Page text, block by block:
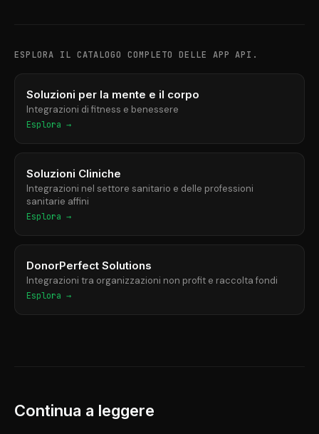
ESPLORA IL CATALOGO COMPLETO DELLE APP API.
Soluzioni per la mente e il corpo
Integrazioni di fitness e benessere
Esplora →
Soluzioni Cliniche
Integrazioni nel settore sanitario e delle professioni
sanitarie affini
Esplora →
DonorPerfect Solutions
Integrazioni tra organizzazioni non profit e raccolta fondi
Esplora →
Continua a leggere